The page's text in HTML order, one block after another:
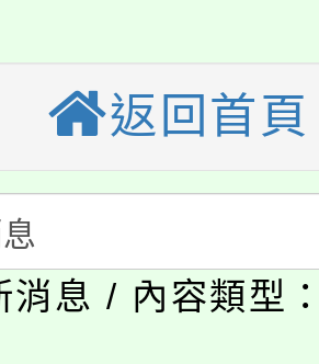
低收入戶享有免
惠，中低收入戶
惠，詳情可洽有
造教育及科技
增能研習
造教育及科技
研習
生活教案入校路
食農教育專業人
祭」8/29、30在
返回首頁
息 / 內容類型